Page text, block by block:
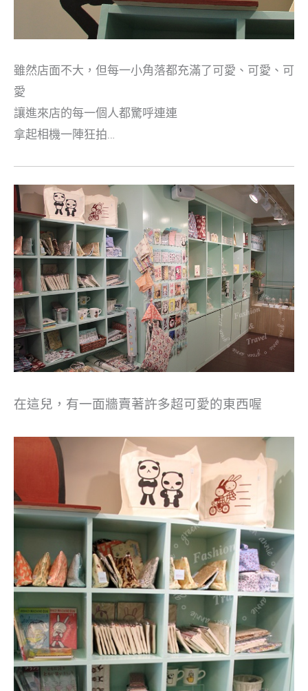
雖然店面不大，但每一小角落都充滿了可愛、可愛、可
愛
讓進來店的每一個人都驚呼連連
拿起相機一陣狂拍…
在這兒，有一面牆賣著許多超可愛的東西喔